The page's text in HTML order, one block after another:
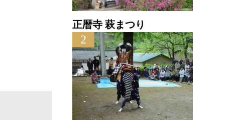
正暦寺 萩まつり
2